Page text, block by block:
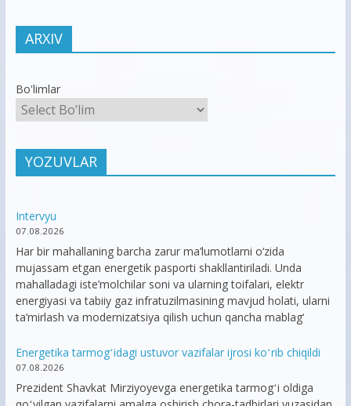
ARXIV
Bo'limlar
YOZUVLAR
Intervyu
07.08.2026
Har bir mahallaning barcha zarur ma’lumotlarni o‘zida
mujassam etgan energetik pasporti shakllantiriladi. Unda
mahalladagi iste’molchilar soni va ularning toifalari, elektr
energiyasi va tabiiy gaz infratuzilmasining mavjud holati, ularni
ta’mirlash va modernizatsiya qilish uchun qancha mablag‘
Energetika tarmogʻidagi ustuvor vazifalar ijrosi koʻrib chiqildi
07.08.2026
Prezident Shavkat Mirziyoyevga energetika tarmogʻi oldiga